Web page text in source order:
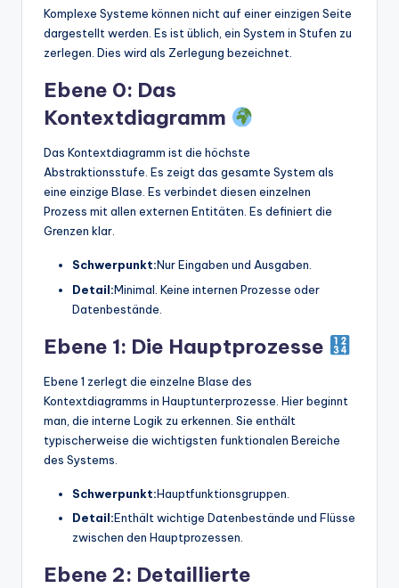
Komplexe Systeme können nicht auf einer einzigen Seite
dargestellt werden. Es ist üblich, ein System in Stufen zu
zerlegen. Dies wird als Zerlegung bezeichnet.
Ebene 0: Das
Kontextdiagramm
Das Kontextdiagramm ist die höchste
Abstraktionsstufe. Es zeigt das gesamte System als
eine einzige Blase. Es verbindet diesen einzelnen
Prozess mit allen externen Entitäten. Es definiert die
Grenzen klar.
Schwerpunkt:Nur Eingaben und Ausgaben.
Detail:Minimal. Keine internen Prozesse oder
Datenbestände.
Ebene 1: Die Hauptprozesse
Ebene 1 zerlegt die einzelne Blase des
Kontextdiagramms in Hauptunterprozesse. Hier beginnt
man, die interne Logik zu erkennen. Sie enthält
typischerweise die wichtigsten funktionalen Bereiche
des Systems.
Schwerpunkt:Hauptfunktionsgruppen.
Detail:Enthält wichtige Datenbestände und Flüsse
zwischen den Hauptprozessen.
Ebene 2: Detaillierte